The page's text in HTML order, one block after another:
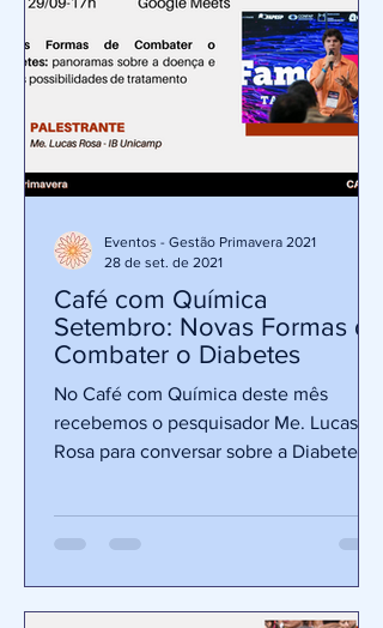
Café com Química
Setembro: Novas Formas de
Combater o Diabetes
No Café com Química deste mês
recebemos o pesquisador Me. Lucas
Rosa para conversar sobre a Diabetes.
Eventos - Gestão Primavera 2021
28 de set. de 2021